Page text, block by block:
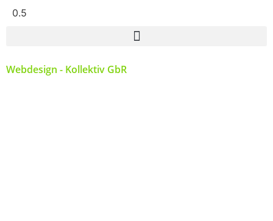
Webdesign - Kollektiv GbR